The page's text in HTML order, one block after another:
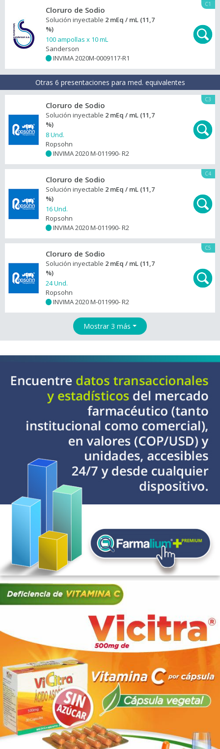
C1
Cloruro de Sodio
Solución inyectable 2 mEq / mL (11,7
%)
100 ampollas x 10 mL
Sanderson
INVIMA 2020M-0009117-R1
Otras 6 presentaciones para med. equivalentes
C3
Cloruro de Sodio
Solución inyectable 2 mEq / mL (11,7
%)
8 Und.
Ropsohn
INVIMA 2020 M-011990- R2
C4
Cloruro de Sodio
Solución inyectable 2 mEq / mL (11,7
%)
16 Und.
Ropsohn
INVIMA 2020 M-011990- R2
C5
Cloruro de Sodio
Solución inyectable 2 mEq / mL (11,7
%)
24 Und.
Ropsohn
INVIMA 2020 M-011990- R2
Mostrar 3 más